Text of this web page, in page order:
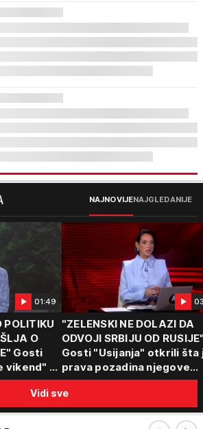
NAJNOVIJENAJGLEDANIJE
01:49
POLITIKU
O
Gosti
vikend" o
vrata"
"ZELENSKI NE DOLAZI DA
ODVOJI SRBIJU OD
Gosti "Usijanja" otkrili šta
prava pozadina njegove
posete Beogradu
Vidi sve